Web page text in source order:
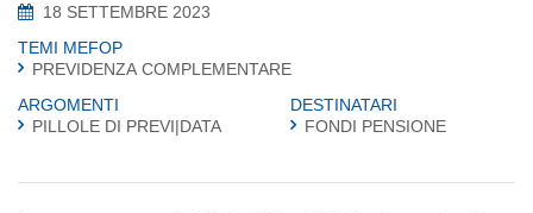
18 SETTEMBRE 2023
TEMI MEFOP
PREVIDENZA COMPLEMENTARE
ARGOMENTI
PILLOLE DI PREVI|DATA
DESTINATARI
FONDI PENSIONE